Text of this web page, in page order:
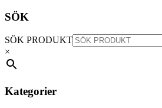
SÖK
SÖK PRODUKT
×
Kategorier